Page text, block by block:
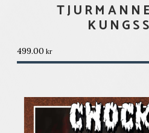
499.00 kr